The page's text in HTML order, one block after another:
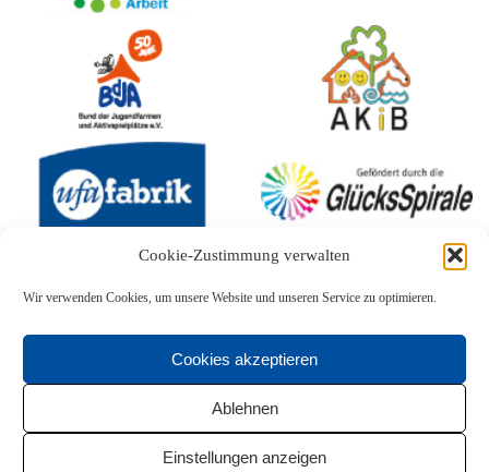
Cookie-Zustimmung verwalten
Wir verwenden Cookies, um unsere Website und unseren Service zu optimieren.
Cookies akzeptieren
Ablehnen
Einstellungen anzeigen